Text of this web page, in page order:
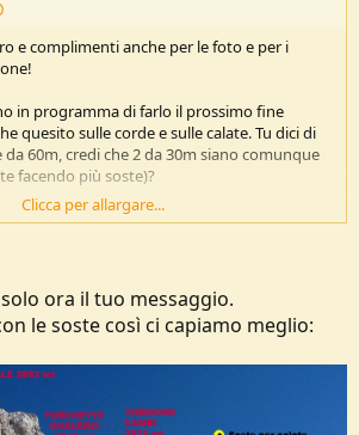
e complimenti anche per le foto e per i
in programma di farlo il prossimo fine
quesito sulle corde e sulle calate. Tu dici di
60m, credi che 2 da 30m siano comunque
facendo più soste)?
mostri anche le soste per le calate, ti ricordi
Clicca per allargare...
ora il tuo messaggio.
le soste così ci capiamo meglio: